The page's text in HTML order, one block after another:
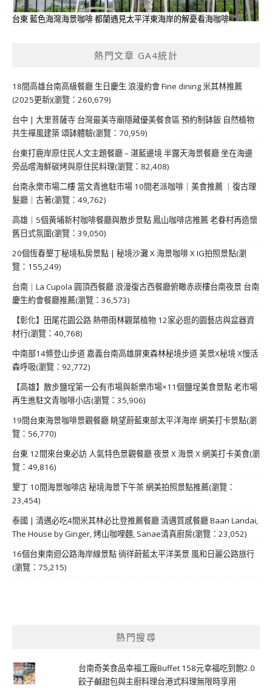
台東 藍色海灣海景咖啡 都蘭遇見太平洋東海岸的解憂看海咖啡
熱門文章 GA4統計
18間高雄台南高級餐廳 生日慶生 浪漫約會 Fine dining 米其林推薦
(2025更新)(瀏覽：260,679)
台中 | 大里菩薩寺 台灣最美寺廟隱藏優美餐食區 預約制缽飯 自然植物
共生禪風建築 頌缽體驗(瀏覽：70,959)
台東打鹿岸原住民人文主題餐廳 – 湛藍邊境 半露天海景餐廳 坐在海邊
旁品嚐海鮮碳烤與原住民料理(瀏覽：82,408)
台南永樂市場二樓 當文青進駐市場 10間老派咖啡｜美食推薦 ｜復古理
髮廳｜古著(瀏覽：49,762)
高雄｜5個黃埔新村咖啡餐廳與散步景點 鳳山咖啡店推薦 老眷村再造懷
舊日式氛圍(瀏覽：39,050)
20個恆春墾丁秘境私房景點 | 秘境沙灘 X 海景咖啡 X IG拍照景點(瀏
覽：155,249)
台南｜La Cupola 圓頂西餐廳 浪漫復古西餐廳俯瞰赤崁樓台南夜景 台南
慶生約會餐廳推薦(瀏覽：36,573)
【彰化】田尾花園公路 熱帶雨林觀葉植物 12家必逛的園藝店與盆器資
材行(瀏覽：40,768)
中南部14條登山步道 嘉義台南高雄屏東森林秘境步道 美景X秘境 X慢活
森呼吸(瀏覽：92,772)
【高雄】散步鹽埕第一公有市場與新樂市場×11個鹽埕美食景點 老市場
再生進駐文青咖啡小店(瀏覽：35,906)
19間台東海景咖啡景觀餐廳 眺望蔚藍東部太平洋海岸 網美打卡景點(瀏
覽：56,770)
台東 12間來台東必訪 人氣特色景觀餐廳 夜景 X 海景 X 網美打卡美食(瀏
覽：49,816)
墾丁 10間海景咖啡店 秘境海景下午茶 網美拍照景點推薦(瀏覽：
23,454)
泰國 | 清邁必吃4間米其林必比登推薦餐廳 清邁質感餐廳 Baan Landai,
The House by Ginger, 烤山咖哩麵, Sanae清真廚房(瀏覽：23,052)
16個台東南迴公路海岸線景點 徜徉蔚藍太平洋美景 風和日麗公路旅行
(瀏覽：75,215)
熱門搜尋
台南奇美食品幸福工廠Buffet 158元幸福吃到飽2.0
餃子鹹甜包與主廚料理台港式料理無限時享用